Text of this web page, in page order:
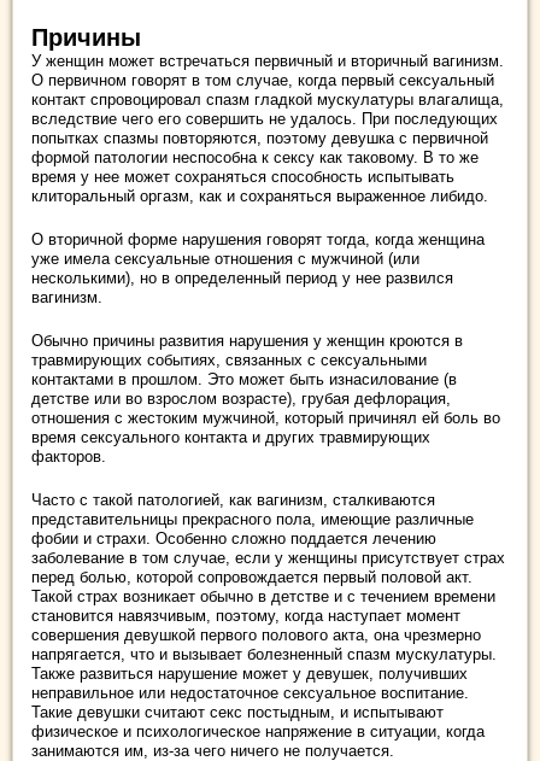
Причины
У женщин может встречаться первичный и вторичный вагинизм.
О первичном говорят в том случае, когда первый сексуальный
контакт спровоцировал спазм гладкой мускулатуры влагалища,
вследствие чего его совершить не удалось. При последующих
попытках спазмы повторяются, поэтому девушка с первичной
формой патологии неспособна к сексу как таковому. В то же
время у нее может сохраняться способность испытывать
клиторальный оргазм, как и сохраняться выраженное либидо.
О вторичной форме нарушения говорят тогда, когда женщина
уже имела сексуальные отношения с мужчиной (или
несколькими), но в определенный период у нее развился
вагинизм.
Обычно причины развития нарушения у женщин кроются в
травмирующих событиях, связанных с сексуальными
контактами в прошлом. Это может быть изнасилование (в
детстве или во взрослом возрасте), грубая дефлорация,
отношения с жестоким мужчиной, который причинял ей боль во
время сексуального контакта и других травмирующих
факторов.
Часто с такой патологией, как вагинизм, сталкиваются
представительницы прекрасного пола, имеющие различные
фобии и страхи. Особенно сложно поддается лечению
заболевание в том случае, если у женщины присутствует страх
перед болью, которой сопровождается первый половой акт.
Такой страх возникает обычно в детстве и с течением времени
становится навязчивым, поэтому, когда наступает момент
совершения девушкой первого полового акта, она чрезмерно
напрягается, что и вызывает болезненный спазм мускулатуры.
Также развиться нарушение может у девушек, получивших
неправильное или недостаточное сексуальное воспитание.
Такие девушки считают секс постыдным, и испытывают
физическое и психологическое напряжение в ситуации, когда
занимаются им, из-за чего ничего не получается.